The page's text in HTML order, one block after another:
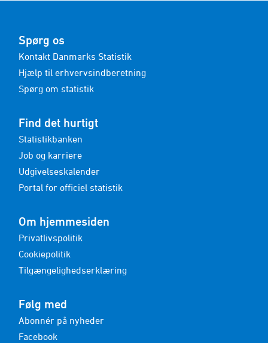
Spørg os
Kontakt Danmarks Statistik
Hjælp til erhvervsindberetning
Spørg om statistik
Find det hurtigt
Statistikbanken
Job og karriere
Udgivelseskalender
Portal for officiel statistik
Om hjemmesiden
Privatlivspolitik
Cookiepolitik
Tilgængelighedserklæring
Følg med
Abonnér på nyheder
Facebook